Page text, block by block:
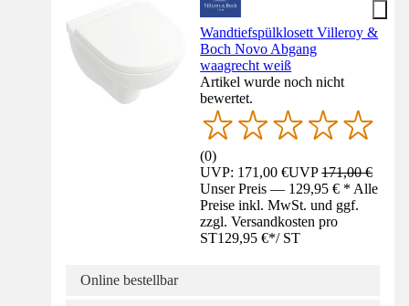
Wandtiefspülklosett Villeroy &
Boch Novo Abgang
waagrecht weiß
Artikel wurde noch nicht
bewertet.
(0)
UVP: 171,00 €UVP171,00 €
Unser Preis — 129,95 € * Alle
Preise inkl. MwSt. und ggf.
zzgl. Versandkosten pro
ST129,95 €*/ ST
Online bestellbar